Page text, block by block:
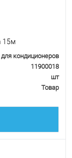
15м
кондиционеров
11900018
шт
Товар